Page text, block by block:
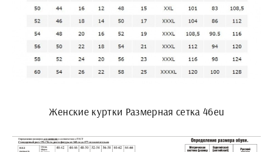
Женские куртки Размерная сетка 46eu